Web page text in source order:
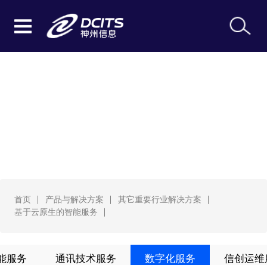
首页 产品与解决方案
其它重要行业解决方案
基于云原生的智能服务
服务 通讯技术服务 数字化服务 信创运维